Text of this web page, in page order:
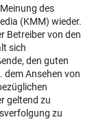
des
(KMM) wieder.
Betreiber von den
sich
den guten
dem Ansehen von
geltend zu
zu